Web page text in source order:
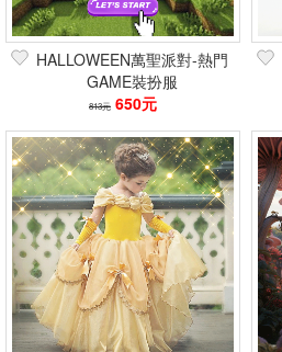
HALLOWEEN萬聖派對-熱門
GAME裝扮服
813元 650元